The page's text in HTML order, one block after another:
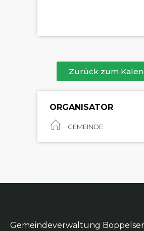
Zurück zum
ORGANISATOR
GEMEINDE
Gemeindeverwaltung